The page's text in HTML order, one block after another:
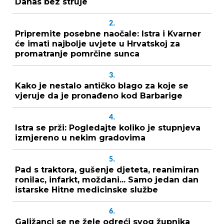
2.
Pripremite posebne naočale: Istra i Kvarner
će imati najbolje uvjete u Hrvatskoj za
promatranje pomrčine sunca
3.
Kako je nestalo antičko blago za koje se
vjeruje da je pronađeno kod Barbarige
4.
Istra se prži: Pogledajte koliko je stupnjeva
izmjereno u nekim gradovima
5.
Pad s traktora, gušenje djeteta, reanimiran
ronilac, infarkt, moždani... Samo jedan dan
istarske Hitne medicinske službe
6.
Galižanci se ne žele odreći svog župnika